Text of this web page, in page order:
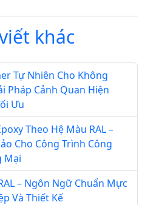
khác
Tự Nhiên Cho Không
Pháp Cảnh Quan Hiện
Ưu
Theo Hệ Màu RAL –
Cho Công Trình Công
Mại
– Ngôn Ngữ Chuẩn Mực
Và Thiết Kế